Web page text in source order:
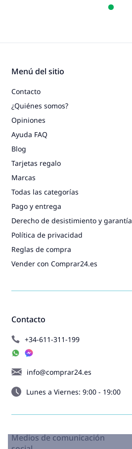
Contacto
+34-611-311-199
info@comprar24.es
Lunes a Viernes: 9:00 - 19:00
Menú del sitio
Contacto
¿Quiénes somos?
Opiniones
Ayuda FAQ
Blog
Tarjetas regalo
Marcas
Todas las categorías
Pago y entrega
Derecho de desistimiento y garantía
Política de privacidad
Reglas de compra
Vender con Comprar24.es
Medios de comunicación